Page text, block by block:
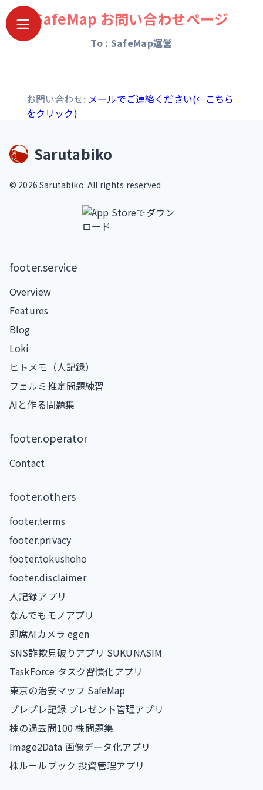
SafeMap お問い合わせページ
To : SafeMap運営
お問い合わせ: メールでご連絡ください(←こちら
をクリック)
Sarutabiko
© 2026 Sarutabiko. All rights reserved
footer.service
Overview
Features
Blog
Loki
ヒトメモ（人記録）
フェルミ推定問題練習
AIと作る問題集
footer.operator
Contact
footer.others
footer.terms
footer.privacy
footer.tokushoho
footer.disclaimer
人記録アプリ
なんでもモノアプリ
即席AIカメラ egen
SNS詐欺見破りアプリ SUKUNASIM
TaskForce タスク習慣化アプリ
東京の治安マップ SafeMap
プレプレ記録 プレゼント管理アプリ
株の過去問100 株問題集
Image2Data 画像データ化アプリ
株ルールブック 投資管理アプリ